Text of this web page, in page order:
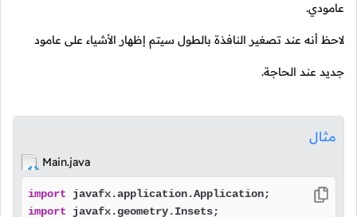
عامودي.
لاحظ أنه عند تصغير النافذة بالطول سيتم إظهار الأشياء على عامود
جديد عند الحاجة.
مثال
Main.java
import
import